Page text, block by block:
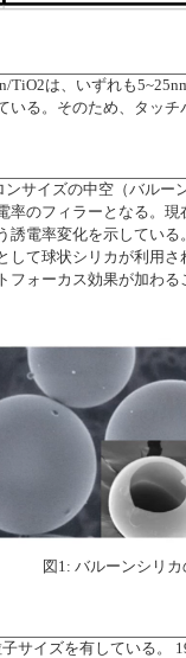
TiO2は、いずれも
いる。そのため、タッ
サイズの中空（バル
率のフィラーとなる。
誘電率変化を示している。
して球状シリカが利用
フォーカス効果が加わ
図1: バルーンシリ
サイズを有している。